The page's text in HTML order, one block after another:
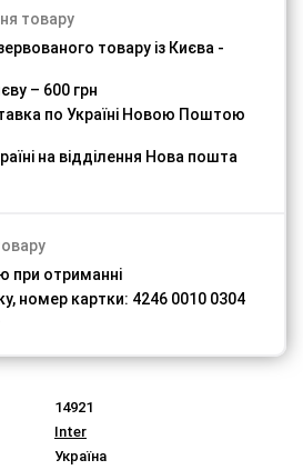
товару
товару із Києва -
– 600 грн
по Україні Новою Поштою
на відділення Нова пошта
при отриманні
номер картки: 4246 0010 0304
14921
Inter
Україна